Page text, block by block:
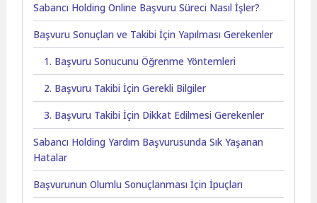
Sabancı Holding Online Başvuru Süreci Nasıl İşler?
Başvuru Sonuçları ve Takibi İçin Yapılması Gerekenler
1. Başvuru Sonucunu Öğrenme Yöntemleri
2. Başvuru Takibi İçin Gerekli Bilgiler
3. Başvuru Takibi İçin Dikkat Edilmesi Gerekenler
Sabancı Holding Yardım Başvurusunda Sık Yaşanan
Hatalar
Başvurunun Olumlu Sonuçlanması İçin İpuçları